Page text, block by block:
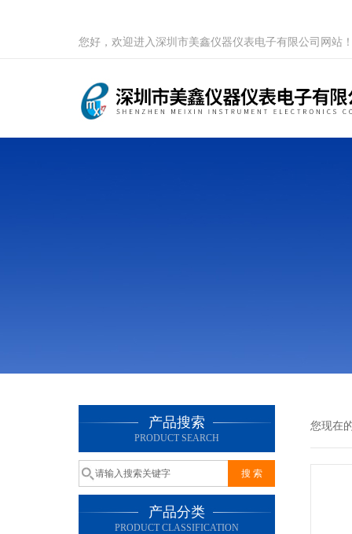
您好，欢迎进入深圳市美鑫仪器仪表电子有限公司网站
产品搜索
PRODUCT SEARCH
产品分类
PRODUCT CLASSIFICATION
您现在